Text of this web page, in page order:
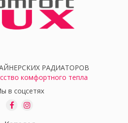
РАДИАТОРОВ
комфортного тепла
в соцсетях